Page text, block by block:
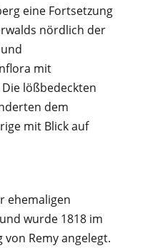
eine Fortsetzung
nördlich der
mit
lößbedeckten
dem
mit Blick auf
ehemaligen
wurde 1818 im
von Remy angelegt.